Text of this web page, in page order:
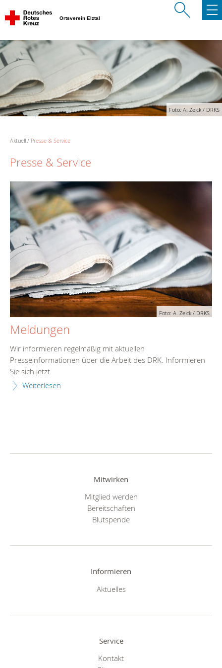
Ortsverein Elztal
Foto: A. Zelck / DRKS
Aktuell Presse & Service
Presse & Service
Foto: A. Zelck / DRKS
Meldungen
Wir informieren regelmäßig mit aktuellen
Presseinformationen über die Arbeit des DRK. Informieren
Sie sich jetzt.
Weiterlesen
Mitwirken
Mitglied werden
Bereitschaften
Blutspende
Informieren
Aktuelles
Service
Kontakt